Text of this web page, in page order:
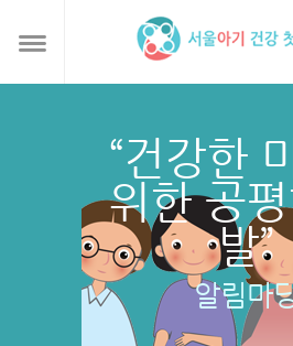
“건강한
위한 공
발”
알림마